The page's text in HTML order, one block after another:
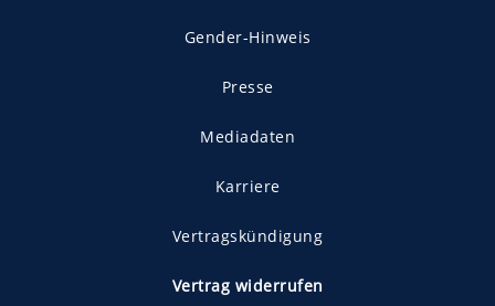
Gender-Hinweis
Presse
Mediadaten
Karriere
Vertragskündigung
Vertrag widerrufen